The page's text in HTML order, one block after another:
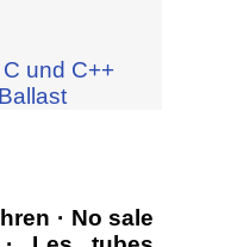
und C++
· No sale